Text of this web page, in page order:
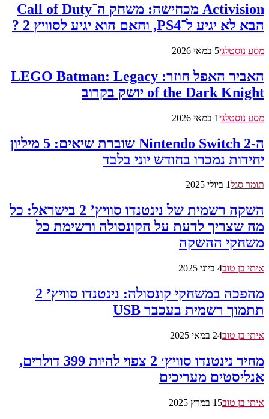
Activision מכחישה: משחק ה־Call of Duty
הבא לא יגיע ל־PS4, והאם הוא יגיע לסוויץ 2 ?
מסע נוסטלגי5 במאי 2026
האביר האפל חוזר: LEGO Batman: Legacy
of the Dark Knight יושק בקרוב
מסע נוסטלגי1 במאי 2026
ה-Nintendo Switch 2 שוברת שיאים: 5 מיליון
יחידות נמכרו בחודש יוני בלבד
תומר סגל1 ביולי 2025
השקה רשמית של נינטנדו סוויץ’ 2 בישראל: כל
מה שצריך לדעת על הקונסולה ורשימת כל
משחקי ההשקה
איתי בן טוב4 ביוני 2025
מהפכה במשחקי קונסולה: נינטנדו סוויץ’ 2
תתמוך רשמית בעכבר USB
איתי בן טוב24 במאי 2025
מחיר נינטנדו סוויץ׳ 2 צפוי להיות 399 דולרים,
אנליסטים מעריכים
איתי בן טוב15 במרץ 2025